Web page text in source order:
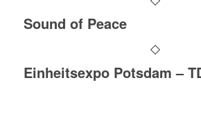
Sound of Peace
Einheitsexpo Potsdam –